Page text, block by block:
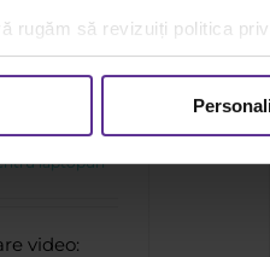
rugăm să revizuiți politica
de
laptopuri
video: